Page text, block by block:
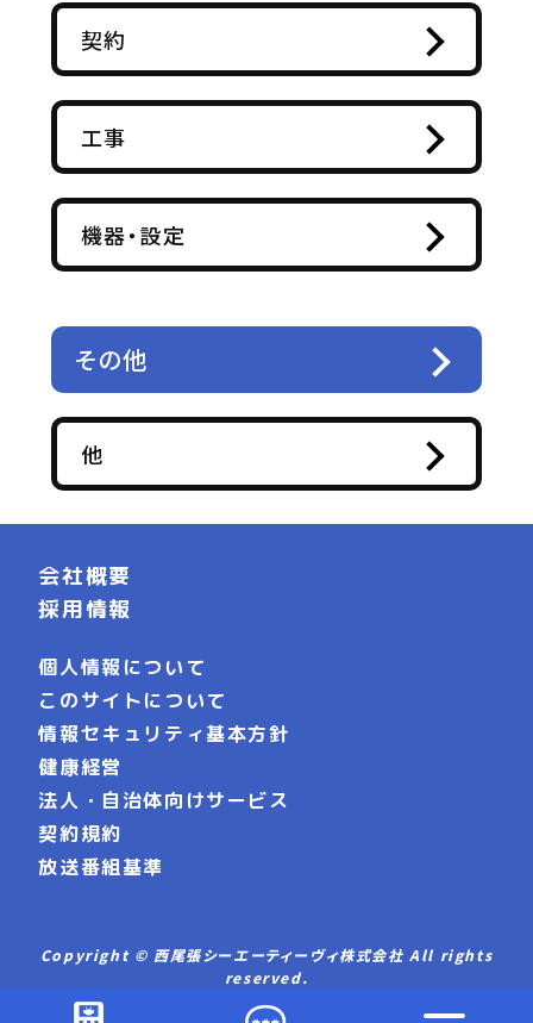
契約
工事
機器・設定
その他
他
会社概要
採用情報
個人情報について
このサイトについて
情報セキュリティ基本方針
健康経営
法人・自治体向けサービス
契約規約
放送番組基準
Copyright © 西尾張シーエーティーヴィ株式会社 All rights
reserved.